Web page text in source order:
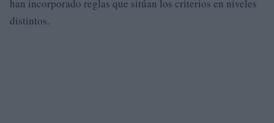
han incorporado reglas que sitúan los criterios en niveles
distintos.